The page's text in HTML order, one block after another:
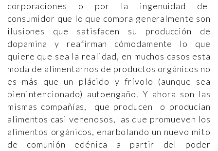
corporaciones o por la ingenuidad del
consumidor que lo que compra generalmente son
ilusiones que satisfacen su producción de
dopamina y reafirman cómodamente lo que
quiere que sea la realidad, en muchos casos esta
moda de alimentarnos de productos orgánicos no
es más que un plácido y frívolo (aunque sea
bienintencionado) autoengaño. Y ahora son las
mismas compañías, que producen o producían
alimentos casi venenosos, las que promueven los
alimentos orgánicos, enarbolando un nuevo mito
de comunión edénica a partir del poder